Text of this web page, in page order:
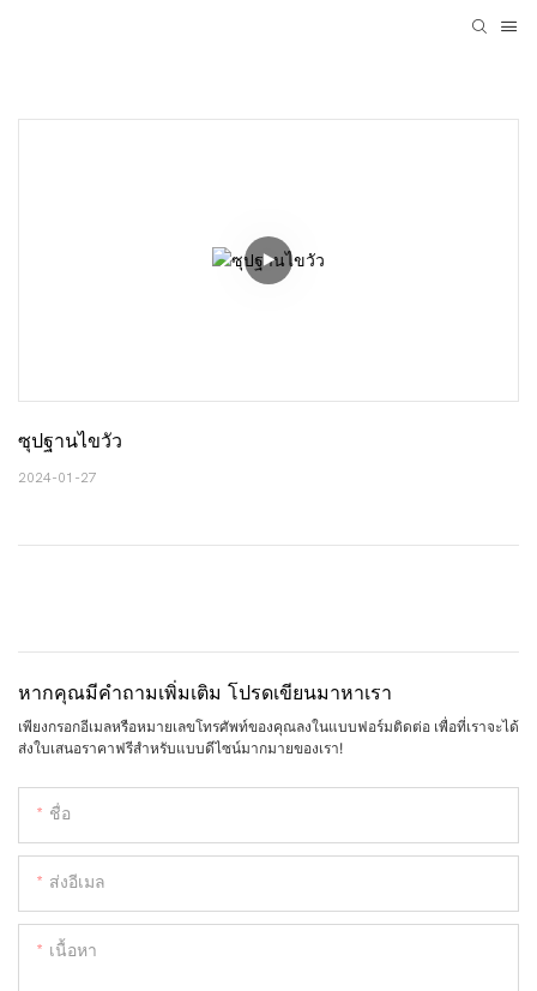
ซุปฐานไขวัว
2024-01-27
หากคุณมีคำถามเพิ่มเติม โปรดเขียนมาหาเรา
เพียงกรอกอีเมลหรือหมายเลขโทรศัพท์ของคุณลงในแบบฟอร์มติดต่อ เพื่อที่เราจะได้
ส่งใบเสนอราคาฟรีสำหรับแบบดีไซน์มากมายของเรา!
ชื่อ
ส่งอีเมล
เนื้อหา